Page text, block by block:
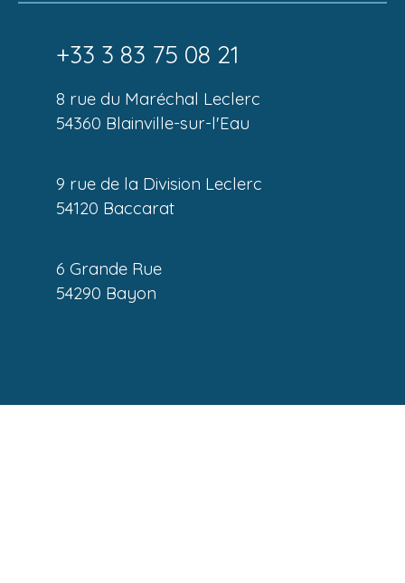
+33 3 83 75 08 21
8 rue du Maréchal Leclerc
54360 Blainville-sur-l'Eau
9 rue de la Division Leclerc
54120 Baccarat
6 Grande Rue
54290 Bayon